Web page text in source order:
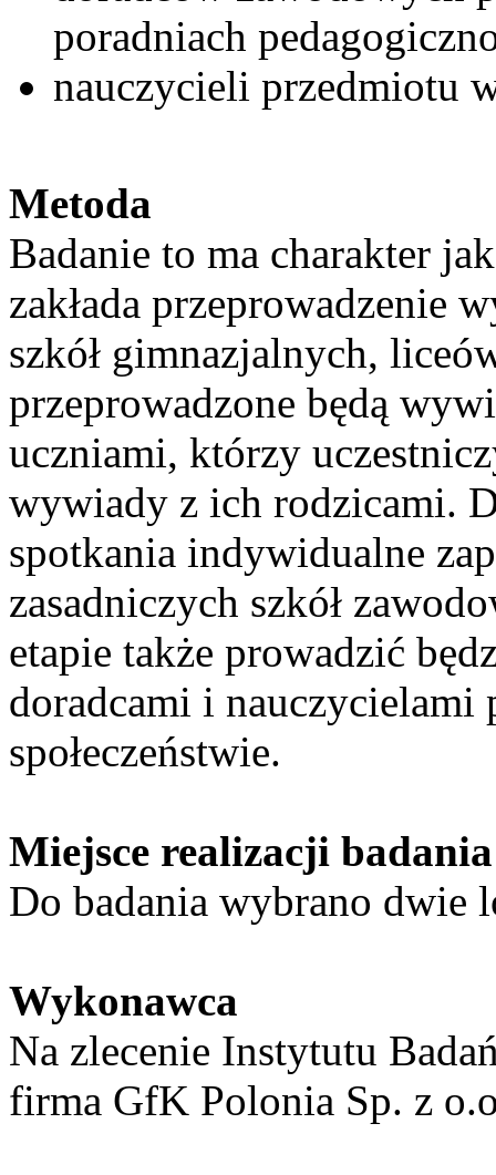
poradniach
nauczycieli przedmiotu
Metoda
Badanie to ma charakter
zakłada przeprowadzenie
szkół gimnazjalnych,
przeprowadzone będą
uczniami, którzy
wywiady z ich rodzicami.
spotkania indywidualne
zasadniczych szkół
etapie także prowadzić
doradcami i nauczycielami
społeczeństwie.
Miejsce realizacji badania
Do badania wybrano dwie
Wykonawca
Na zlecenie Instytutu
firma GfK Polonia Sp. z